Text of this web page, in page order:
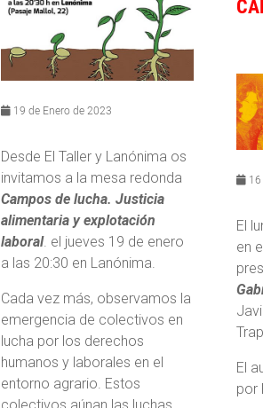
19 de Enero de 2023
Desde El Taller y Lanónima os
invitamos a la mesa redonda
Campos de lucha. Justicia
alimentaria y explotación
laboral. el jueves 19 de enero
a las 20:30 en Lanónima.
Cada vez más, observamos la
emergencia de colectivos en
lucha por los derechos
humanos y laborales en el
entorno agrario. Estos
16
El
en
El
por